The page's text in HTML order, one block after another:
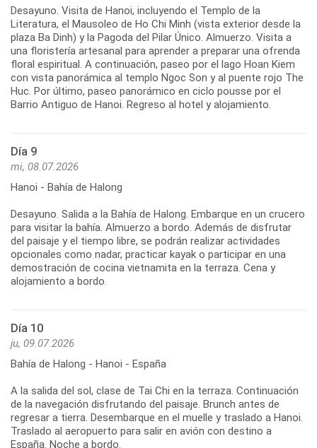
Desayuno. Visita de Hanoi, incluyendo el Templo de la
Literatura, el Mausoleo de Ho Chi Minh (vista exterior desde la
plaza Ba Dinh) y la Pagoda del Pilar Único. Almuerzo. Visita a
una floristería artesanal para aprender a preparar una ofrenda
floral espiritual. A continuación, paseo por el lago Hoan Kiem
con vista panorámica al templo Ngoc Son y al puente rojo The
Huc. Por último, paseo panorámico en ciclo pousse por el
Día 9
mi, 08.07.2026
Hanoi - Bahía de Halong
Desayuno. Salida a la Bahía de Halong. Embarque en un crucero
para visitar la bahía. Almuerzo a bordo. Además de disfrutar
del paisaje y el tiempo libre, se podrán realizar actividades
opcionales como nadar, practicar kayak o participar en una
demostración de cocina vietnamita en la terraza. Cena y
Día 10
ju, 09.07.2026
Bahía de Halong - Hanoi - España
A la salida del sol, clase de Tai Chi en la terraza. Continuación
de la navegación disfrutando del paisaje. Brunch antes de
regresar a tierra. Desembarque en el muelle y traslado a Hanoi.
Traslado al aeropuerto para salir en avión con destino a